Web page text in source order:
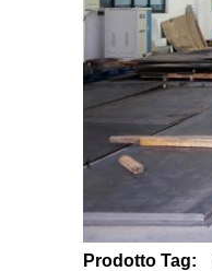
Prodotto Tag: